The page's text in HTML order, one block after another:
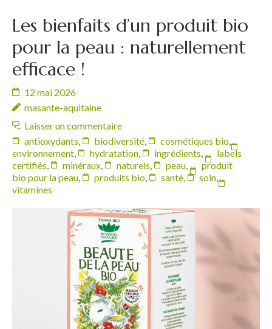
Les bienfaits d’un produit bio
pour la peau : naturellement
efficace !
12 mai 2026
masante-aquitaine
Laisser un commentaire
antioxydants, biodiversité, cosmétiques bio,
environnement, hydratation, ingrédients,
labels
certifiés, minéraux, naturels, peau,
produit
bio pour la peau, produits bio, santé, soin,
vitamines